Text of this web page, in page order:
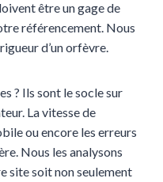
être un gage de
référencement. Nous
d’un orfèvre.
? Ils sont le socle sur
La vitesse de
ou encore les erreurs
Nous les analysons
site soit non seulement